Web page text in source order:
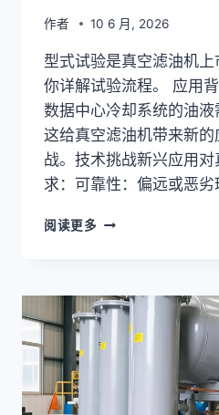
作者 10 6 月, 2026
型式试验是真空滤油机上
你详解试验流程。 应用
数据中心冷却系统的油液
这给真空滤油机带来新
战。技术挑战新兴应用
求：可靠性：偏远或恶
阅读更多
机
型
式
试